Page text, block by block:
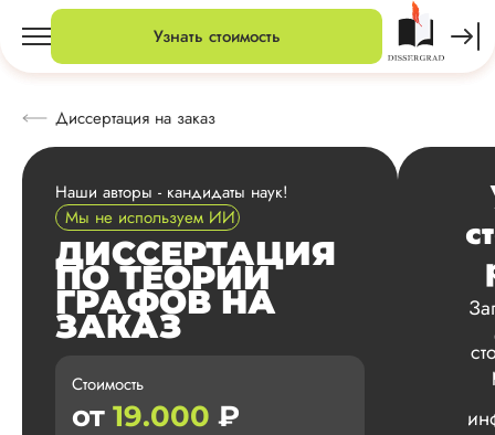
Узнать стоимость
Диссертация на заказ
Наши авторы - кандидаты наук!
Мы не используем ИИ
ДИССЕРТАЦИЯ
ПО ТЕОРИИ
ГРАФОВ НА
ЗАКАЗ
Стоимость
от 19.000 ₽